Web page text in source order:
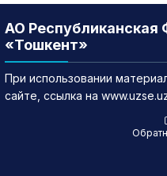
15.07.2026 369,900
14.07.2026 351,001
13.07.2026 400,000
АО Республиканская
«Тошкент»
При использовании
сайте, ссылка на